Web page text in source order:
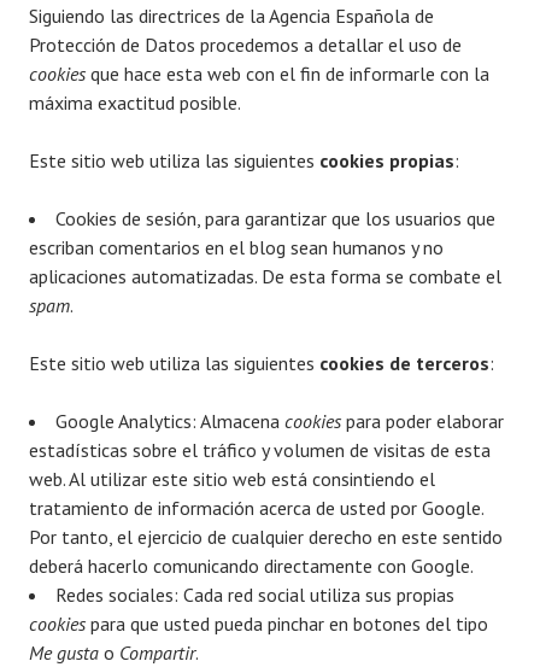
Siguiendo las directrices de la Agencia Española de
Protección de Datos procedemos a detallar el uso de
cookies que hace esta web con el fin de informarle con la
máxima exactitud posible.
Este sitio web utiliza las siguientes cookies propias:
Cookies de sesión, para garantizar que los usuarios que
escriban comentarios en el blog sean humanos y no
aplicaciones automatizadas. De esta forma se combate el
spam.
Este sitio web utiliza las siguientes cookies de terceros:
Google Analytics: Almacena cookies para poder elaborar
estadísticas sobre el tráfico y volumen de visitas de esta
web. Al utilizar este sitio web está consintiendo el
tratamiento de información acerca de usted por Google.
Por tanto, el ejercicio de cualquier derecho en este sentido
deberá hacerlo comunicando directamente con Google.
Redes sociales: Cada red social utiliza sus propias
cookies para que usted pueda pinchar en botones del tipo
Me gusta o Compartir.